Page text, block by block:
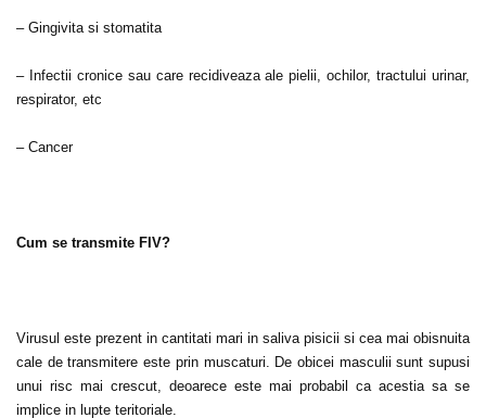
– Gingivita si stomatita
– Infectii cronice sau care recidiveaza ale pielii, ochilor, tractului urinar,
respirator, etc
– Cancer
Cum se transmite FIV?
Virusul este prezent in cantitati mari in saliva pisicii si cea mai obisnuita
cale de transmitere este prin muscaturi. De obicei masculii sunt supusi
unui risc mai crescut, deoarece este mai probabil ca acestia sa se
implice in lupte teritoriale.